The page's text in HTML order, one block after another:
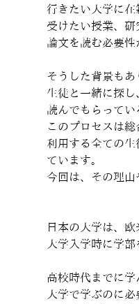
行きたい大学に在
受けたい授業、
論文を読む必要性
そうした背景も
生徒と一緒に探
読んでもらってい
このプロセスは
利用する全ての生
ています。
今回は、その理由
日本の大学は、欧
大学入学時に学
高校時代までに学
大学で学ぶのに